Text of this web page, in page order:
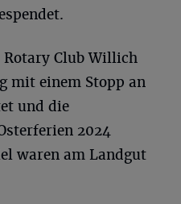
Rotary Club Willich
mit einem Stopp an
und die
2024
waren am Landgut